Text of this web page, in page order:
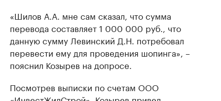
«Шилов А.А. мне сам сказал, что сумма
перевода составляет 1 000 000 руб., что
данную сумму Левинский Д.Н. потребовал
перевести ему для проведения шопинга», –
пояснил Козырев на допросе.
Посмотрев выписки по счетам ООО